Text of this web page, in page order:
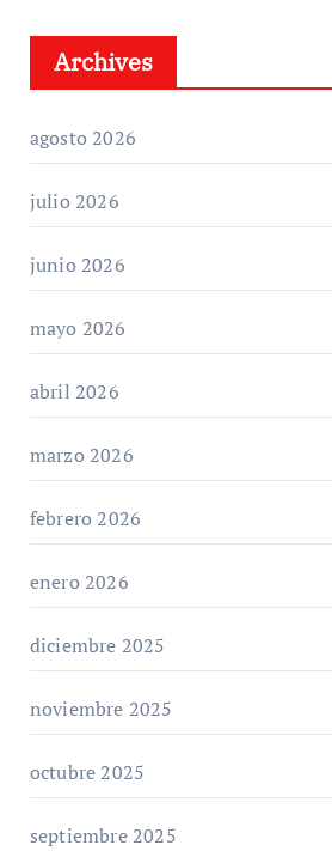
Archives
agosto 2026
julio 2026
junio 2026
mayo 2026
abril 2026
marzo 2026
febrero 2026
enero 2026
diciembre 2025
noviembre 2025
octubre 2025
septiembre 2025